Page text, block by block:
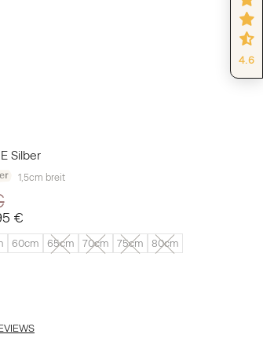
Silber
1,5cm breit
€
60cm 65cm 70cm 75cm 80cm
4.6